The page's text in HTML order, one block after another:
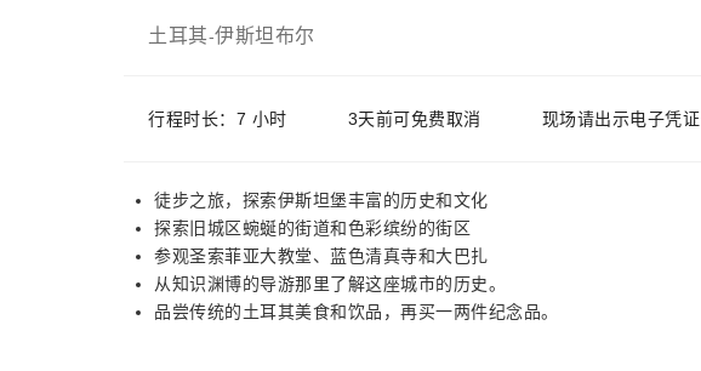
土耳其-伊斯坦布尔
行程时长：7 小时 3天前可免费取消 现场请出示电子凭证
徒步之旅，探索伊斯坦堡丰富的历史和文化
探索旧城区蜿蜒的街道和色彩缤纷的街区
参观圣索菲亚大教堂、蓝色清真寺和大巴扎
从知识渊博的导游那里了解这座城市的历史。
品尝传统的土耳其美食和饮品，再买一两件纪念品。